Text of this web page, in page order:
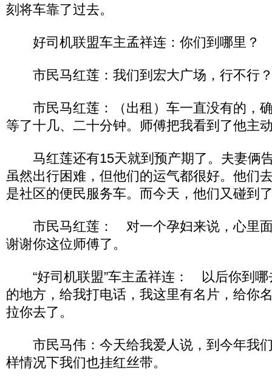
刻将车靠了过去。
好司机联盟车主孟祥连：你们到哪里？
市民马红莲：我们到宏大广场，行不行
市民马红莲：（出租）车一直没有的，
等了十几、二十分钟。师傅把我看到了他主
马红莲还有15天就到预产期了。夫妻俩
虽然出行困难，但他们的运气都很好。他们
是社区的便民服务车。而今天，他们又碰到
市民马红莲： 对一个孕妇来说，心里面
谢谢你这位师傅了。
“好司机联盟”车主孟祥连： 以后你到哪
的地方，给我打电话，我这里有名片，给你
拉你去了。
市民马伟：今天给我爱人说，到今年我
样情况下我们也挂红丝带。